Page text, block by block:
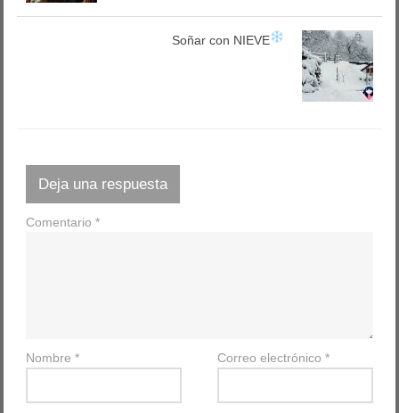
Soñar con NIEVE
Deja una respuesta
Comentario*
Nombre* Correo electrónico *